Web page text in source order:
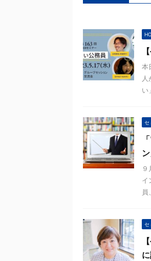
本
人
い
セ
イ
員
セ